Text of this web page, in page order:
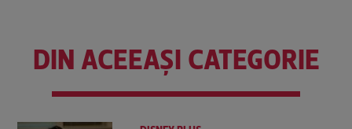
DIN ACEEAȘI CATEGORIE